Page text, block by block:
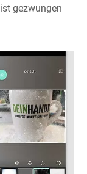
gezwungen